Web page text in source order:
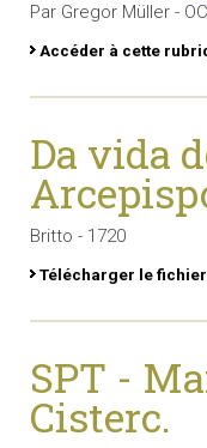
Par Gregor Müller - OC
Accéder à cette
Da vida
Britto - 1720
Télécharger le fichier
SPT -
Cisterc.